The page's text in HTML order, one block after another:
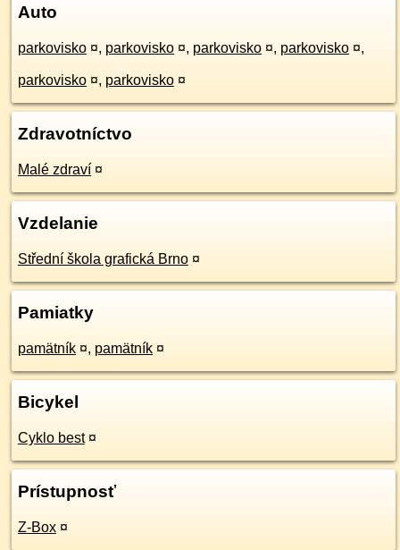
Auto
parkovisko ¤, parkovisko ¤, parkovisko ¤, parkovisko ¤,
parkovisko ¤, parkovisko ¤
Zdravotníctvo
Malé zdraví ¤
Vzdelanie
Střední škola grafická Brno ¤
Pamiatky
pamätník ¤, pamätník ¤
Bicykel
Cyklo best ¤
Prístupnosť
Z-Box ¤